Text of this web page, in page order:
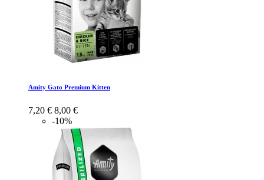
Amity Gato Premium Kitten
7,20 € 8,00 €
-10%